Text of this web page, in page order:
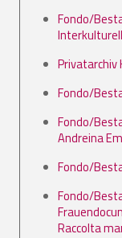
Fondo/
Privatarchiv
Fondo/
Fondo/
Andreina
Fondo/
Fondo/
Raccolta